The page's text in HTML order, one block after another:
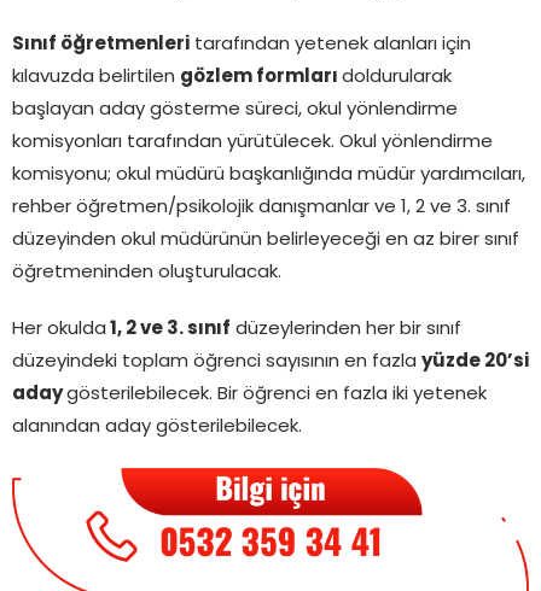
Sınıf öğretmenleri tarafından yetenek alanları için
kılavuzda belirtilen gözlem formları doldurularak
başlayan aday gösterme süreci, okul yönlendirme
komisyonları tarafından yürütülecek. Okul yönlendirme
komisyonu; okul müdürü başkanlığında müdür yardımcıları,
rehber öğretmen/psikolojik danışmanlar ve 1, 2 ve 3. sınıf
düzeyinden okul müdürünün belirleyeceği en az birer sınıf
öğretmeninden oluşturulacak.
Her okulda 1, 2 ve 3. sınıf düzeylerinden her bir sınıf
düzeyindeki toplam öğrenci sayısının en fazla yüzde 20’si
adaygösterilebilecek. Bir öğrenci en fazla iki yetenek
alanından aday gösterilebilecek.